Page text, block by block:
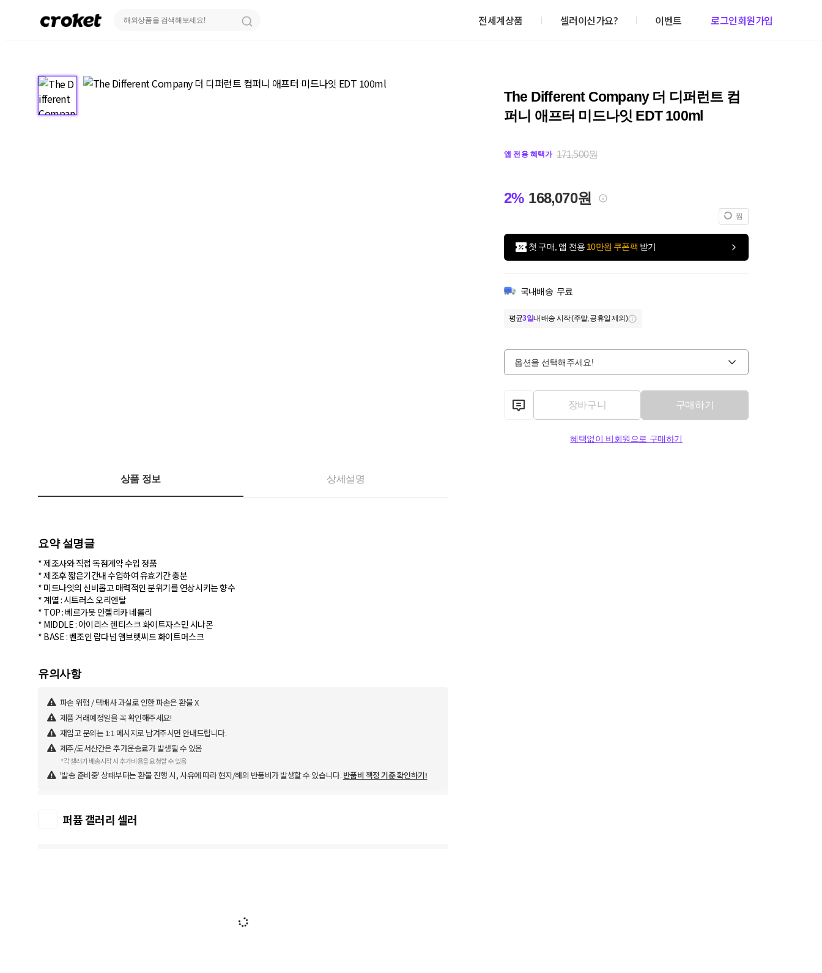
전세계상품 셀러이신가요? 이벤트 로그인회원가입
The Different Company 더 디퍼런트 컴
퍼니 애프터 미드나잇 EDT 100ml
앱 전용 혜택가 171,500원
2% 168,070원
찜
첫 구매, 앱 전용 10만원 쿠폰팩 받기
국내배송 무료
평균3일내 배송 시작 (주말, 공휴일 제외)
옵션을 선택해주세요!
장바구니 구매하기
혜택없이 비회원으로 구매하기
상품 정보 상세설명
요약 설명글
* 제조사와 직접 독점계약 수입 정품
* 제조후 짧은기간내 수입하여 유효기간 충분
* 미드나잇의 신비롭고 매력적인 분위기를 연상시키는 향수
* 계열 : 시트러스 오리엔탈
* TOP : 베르가못 안젤리카 네롤리
* MIDDLE : 아이리스 렌티스크 화이트자스민 시나몬
* BASE : 벤조인 랍다넘 앰브렛씨드 화이트머스크
유의사항
파손 위험 / 택배사 과실로 인한 파손은 환불 X
제품 거래예정일을 꼭 확인해주세요!
재입고 문의는 1:1 메시지로 남겨주시면 안내드립니다.
제주/도서산간은 추가운송료가 발생될 수 있음
*각 셀러가 배송시작 시 추가비용을 요청할 수 있음
'발송 준비중' 상태부터는 환불 진행 시, 사유에 따라 현지/해외 반품비가 발생할 수 있습니다. 반품비 책정 기준 확인하기!
퍼퓸 갤러리 셀러